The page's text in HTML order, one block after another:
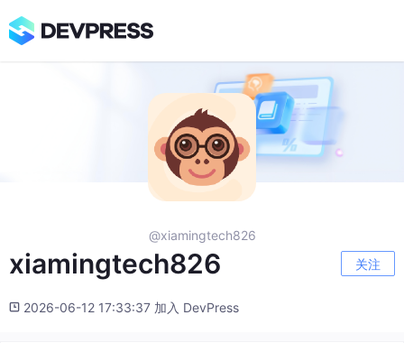
@xiamingtech826
xiamingtech826 关注
2026-06-12 17:33:37 加入 DevPress